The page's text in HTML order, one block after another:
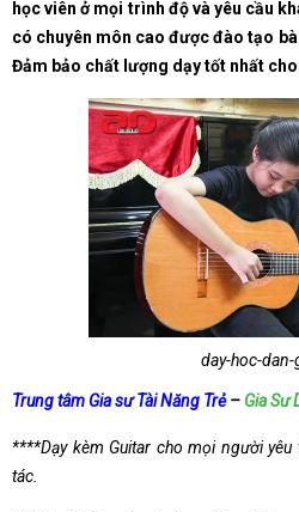
học viên ở mọi trình độ và yêu cầu
có chuyên môn cao được đào tạo
Đảm bảo chất lượng dạy tốt nhất cho
day-hoc-dan-
Trung tâm Gia sư Tài Năng Trẻ– Gia Sư
****Dạy kèm Guitar cho mọi người
tác.